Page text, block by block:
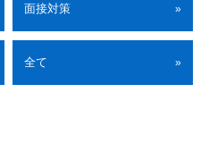
面接対策 »
全て »